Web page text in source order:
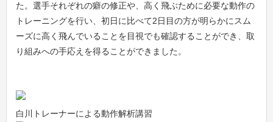
た。選手それぞれの癖の修正や、高く飛ぶために必要な動作の
トレーニングを行い、初日に比べて2日目の方が明らかにスム
ーズに高く飛んでいることを目視でも確認することができ、取
り組みへの手応えを得ることができました。
白川トレーナーによる動作解析講習